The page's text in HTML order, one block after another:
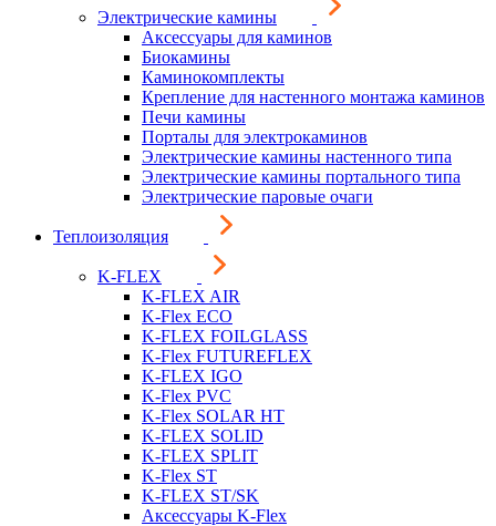
Электрические камины
Аксессуары для каминов
Биокамины
Каминокомплекты
Крепление для настенного монтажа каминов
Печи камины
Порталы для электрокаминов
Электрические камины настенного типа
Электрические камины портального типа
Электрические паровые очаги
Теплоизоляция
K-FLEX
K-FLEX AIR
K-Flex ECO
K-FLEX FOILGLASS
K-Flex FUTUREFLEX
K-FLEX IGO
K-Flex PVC
K-Flex SOLAR HT
K-FLEX SOLID
K-FLEX SPLIT
K-Flex ST
K-FLEX ST/SK
Аксессуары K-Flex